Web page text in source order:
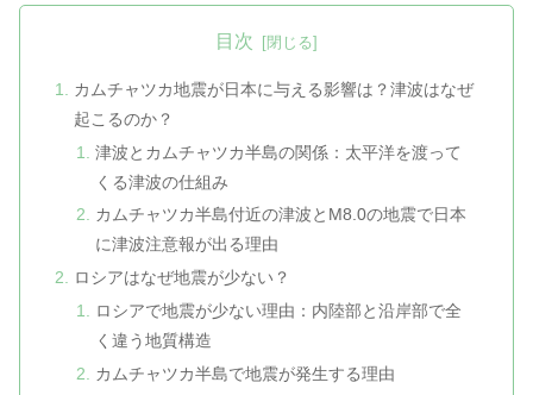
目次
カムチャツカ地震が日本に与える影響は？津波はなぜ
起こるのか？
津波とカムチャツカ半島の関係：太平洋を渡って
くる津波の仕組み
カムチャツカ半島付近の津波とM8.0の地震で日本
に津波注意報が出る理由
ロシアはなぜ地震が少ない？
ロシアで地震が少ない理由：内陸部と沿岸部で全
く違う地質構造
カムチャツカ半島で地震が発生する理由